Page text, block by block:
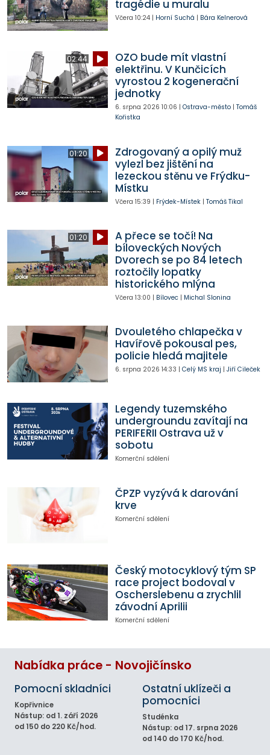
tragédie u muralu
Včera 10:24| Horní Suchá | Bára Kelnerová
02:44
OZO bude mít vlastní
elektřinu. V Kunčicích
vyrostou 2 kogenerační
jednotky
6. srpna 2026 10:06 | Ostrava-město| Tomáš
Kořistka
01:20
Zdrogovaný a opilý muž
vylezl bez jištění na
lezeckou stěnu ve Frýdku-
Místku
Včera 15:39 | Frýdek-Místek| Tomáš Tikal
01:20
A přece se točí! Na
bíloveckých Nových
Dvorech se po 84 letech
roztočily lopatky
historického mlýna
Včera 13:00 | Bílovec| Michal Slonina
Dvouletého chlapečka v
Havířově pokousal pes,
policie hledá majitele
6. srpna 2026 14:33 | Celý MS kraj | Jiří Cileček
Legendy tuzemského
undergroundu zavítají na
PERIFERII Ostrava už v
sobotu
Komerční sdělení
ČPZP vyzývá k darování
krve
Komerční sdělení
Český motocyklový tým SP
race project bodoval v
Oscherslebenu a zrychlil
závodní Aprilii
Komerční sdělení
Nabídka práce - Novojičínsko
Pomocní skladníci
Kopřivnice
Nástup: od 1. září 2026
od 150 do 220 Kč/hod.
Ostatní uklízeči a
pomocníci
Studénka
Nástup: od 17. srpna 2026
od 140 do 170 Kč/hod.